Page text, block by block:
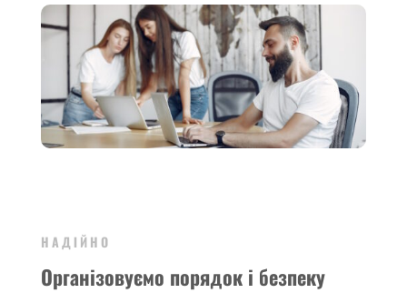
НАДІЙНО
Організовуємо порядок і безпеку